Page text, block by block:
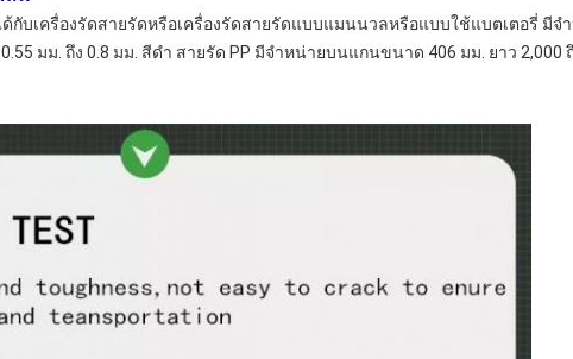
กับเครื่องรัดสายรัดหรือเครื่องรัดสายรัดแบบแมนนวลหรือแบบใช้แบตเตอรี่ มีจ
มม. ถึง 0.8 มม. สีดำ สายรัด PP มีจำหน่ายบนแกนขนาด 406 มม. ยาว 2,000